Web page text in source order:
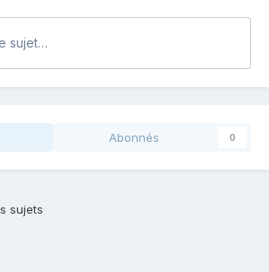
sujet…
Abonnés 0
sujets